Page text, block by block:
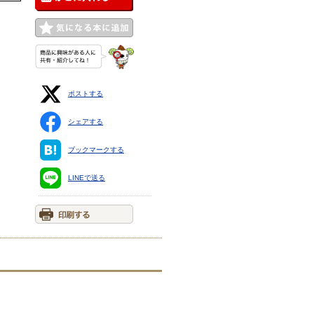
ポストする
シェアする
ブックマークする
LINEで送る